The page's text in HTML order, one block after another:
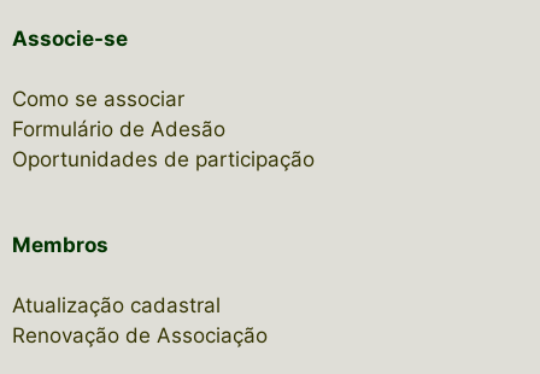
Associe-se
Como se associar
Formulário de Adesão
Oportunidades de participação
Membros
Atualização cadastral
Renovação de Associação